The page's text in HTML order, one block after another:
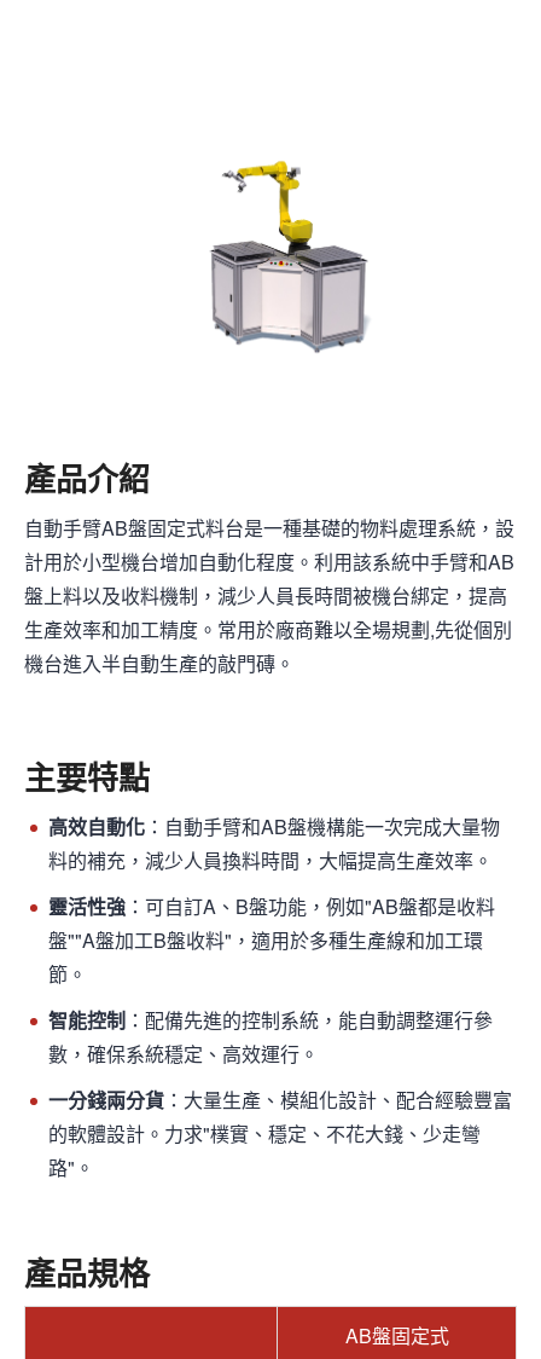
產品介紹
自動手臂AB盤固定式料台是一種基礎的物料處理系統，設
計用於小型機台增加自動化程度。利用該系統中手臂和AB
盤上料以及收料機制，減少人員長時間被機台綁定，提高
生產效率和加工精度。常用於廠商難以全場規劃,先從個別
機台進入半自動生產的敲門磚。
主要特點
高效自動化 ：自動手臂和AB盤機構能一次完成大量物
料的補充，減少人員換料時間，大幅提高生產效率。
靈活性強 ：可自訂A、B盤功能，例如"AB盤都是收料
盤""A盤加工B盤收料"，適用於多種生產線和加工環
節。
智能控制 ：配備先進的控制系統，能自動調整運行參
數，確保系統穩定、高效運行。
一分錢兩分貨 ：大量生產、模組化設計、配合經驗豐富
的軟體設計。力求"樸實、穩定、不花大錢、少走彎
路"。
產品規格
AB盤固定式